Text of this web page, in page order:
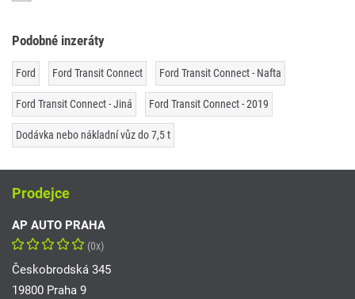
Podobné inzeráty
Ford Ford Transit Connect Ford Transit Connect - Nafta
Ford Transit Connect - Jiná Ford Transit Connect - 2019
Dodávka nebo nákladní vůz do 7,5 t
Prodejce
AP AUTO PRAHA
(0x)
Českobrodská 345
19800 Praha 9